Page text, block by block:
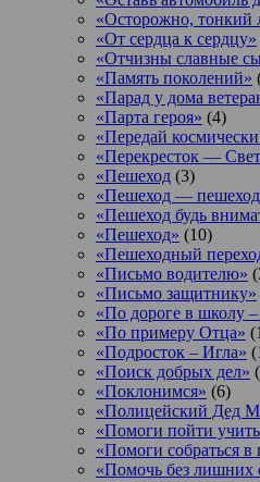
«Осторожно, тонкий
«От сердца к сердцу»
«Отчизны славные
«Память поколений»
«Парад у дома
«Парта героя» (4)
«Передай
«Перекресток —
«Пешеход (3)
«Пешеход —
«Пешеход будь
«Пешеход» (10)
«Пешеходный
«Письмо водителю»
«Письмо защитнику»
«По дороге в школу –
«По примеру Отца»
«Подросток ‒ Игла»
«Поиск добрых дел»
«Поклонимся» (6)
«Полицейский Дед
«Помоги пойти
«Помоги собраться в
«Помочь без лишних